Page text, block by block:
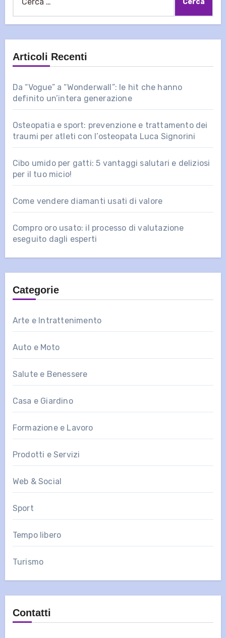
Articoli Recenti
Da “Vogue” a “Wonderwall”: le hit che hanno
definito un’intera generazione
Osteopatia e sport: prevenzione e trattamento dei
traumi per atleti con l’osteopata Luca Signorini
Cibo umido per gatti: 5 vantaggi salutari e deliziosi
per il tuo micio!
Come vendere diamanti usati di valore
Compro oro usato: il processo di valutazione
eseguito dagli esperti
Categorie
Arte e Intrattenimento
Auto e Moto
Salute e Benessere
Casa e Giardino
Formazione e Lavoro
Prodotti e Servizi
Web & Social
Sport
Tempo libero
Turismo
Contatti